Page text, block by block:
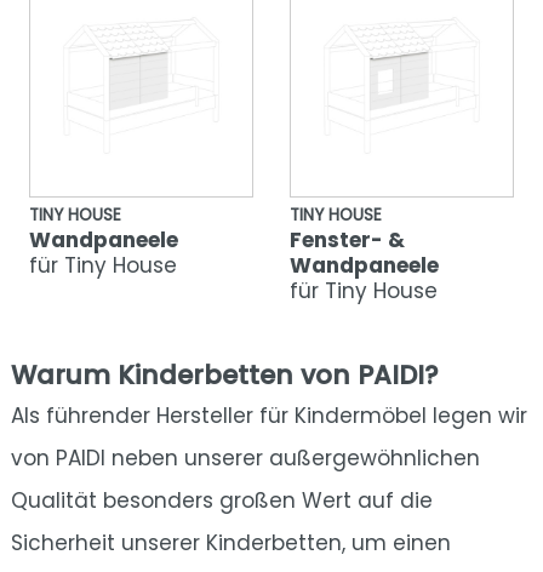
TINY HOUSE
Wandpaneele
für Tiny House
TINY HOUSE
Fenster- &
Wandpaneele
für Tiny House
Warum Kinderbetten von PAIDI?
Als führender Hersteller für Kindermöbel legen wir
von PAIDI neben unserer außergewöhnlichen
Qualität besonders großen Wert auf die
Sicherheit unserer Kinderbetten, um einen